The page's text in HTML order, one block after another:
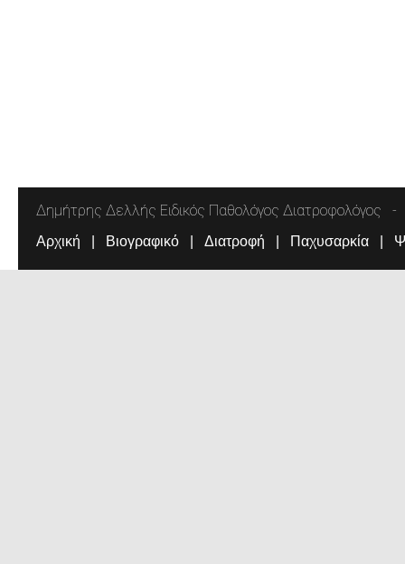
Δημήτρης Δελλής Ειδικός Παθολόγος Διατροφολόγος
Αρχική Βιογραφικό Διατροφή Παχυσαρκία